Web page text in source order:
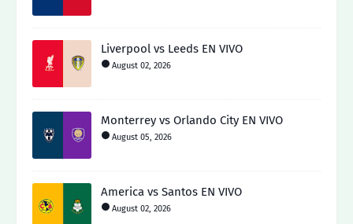
Liverpool vs Leeds EN VIVO
August 02, 2026
Monterrey vs Orlando City EN VIVO
August 05, 2026
America vs Santos EN VIVO
August 02, 2026